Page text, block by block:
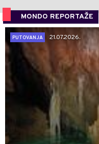
MONDO REPORTAŽE
PUTOVANJA
21.07.2026.